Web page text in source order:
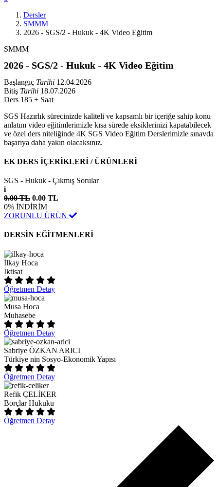
Dersler
SMMM
2026 - SGS/2 - Hukuk - 4K Video Eğitim
SMMM
2026 - SGS/2 - Hukuk - 4K Video Eğitim
Başlangıç Tarihi 12.04.2026
Bitiş Tarihi 18.07.2026
Ders 185 + Saat
SGS Hazırlık sürecinizde kaliteli ve kapsamlı bir içeriğe sahip konu
anlatım video eğitimlerimizle kısa sürede eksiklerinizi kapatabilecek
ve özel ders niteliğinde 4K SGS Video Eğitim Derslerimizle sınavda
başarıya daha yakın olacaksınız.
EK DERS İÇERİKLERİ / ÜRÜNLERİ
SGS - Hukuk - Çıkmış Sorular
i
0.00 TL 0.00 TL
0% İNDİRİM
ZORUNLU ÜRÜN
DERSİN EĞİTMENLERİ
İlkay Hoca
İktisat
Öğretmen Detay
Musa Hoca
Muhasebe
Öğretmen Detay
Sabriye ÖZKAN ARICI
Türkiye nin Sosyo-Ekonomik Yapısı
Öğretmen Detay
Refik ÇELİKER
Borçlar Hukuku
Öğretmen Detay